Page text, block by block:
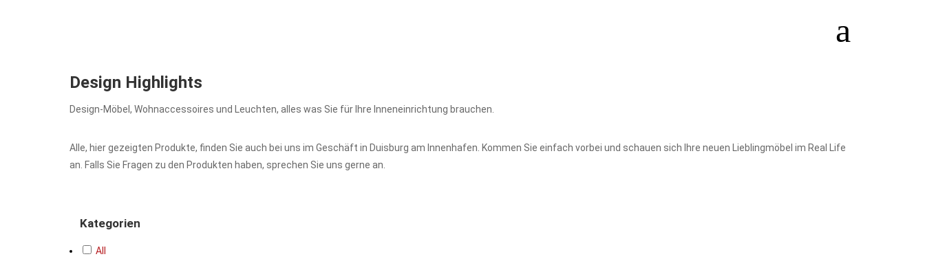
Design Highlights
Design-Möbel, Wohnaccessoires und Leuchten, alles was Sie für Ihre Inneneinrichtung brauchen.
Alle, hier gezeigten Produkte, finden Sie auch bei uns im Geschäft in Duisburg am Innenhafen. Kommen Sie einfach vorbei und schauen sich Ihre neuen Lieblingmöbel im Real Life
an. Falls Sie Fragen zu den Produkten haben, sprechen Sie uns gerne an.
Kategorien
All